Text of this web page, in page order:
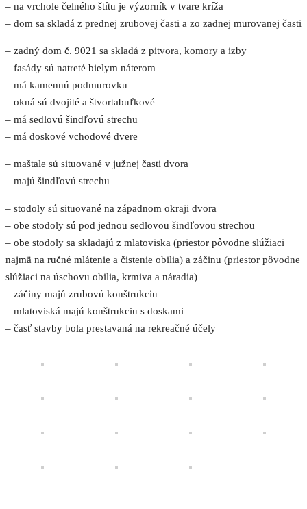
– na vrchole čelného štítu je výzorník v tvare kríža
– dom sa skladá z prednej zrubovej časti a zo zadnej murovanej časti
– zadný dom č. 9021 sa skladá z pitvora, komory a izby
– fasády sú natreté bielym náterom
– má kamennú podmurovku
– okná sú dvojité a štvortabuľkové
– má sedlovú šindľovú strechu
– má doskové vchodové dvere
– maštale sú situované v južnej časti dvora
– majú šindľovú strechu
– stodoly sú situované na západnom okraji dvora
– obe stodoly sú pod jednou sedlovou šindľovou strechou
– obe stodoly sa skladajú z mlatoviska (priestor pôvodne slúžiaci
najmä na ručné mlátenie a čistenie obilia) a záčinu (priestor pôvodne
slúžiaci na úschovu obilia, krmiva a náradia)
– záčiny majú zrubovú konštrukciu
– mlatoviská majú konštrukciu s doskami
– časť stavby bola prestavaná na rekreačné účely